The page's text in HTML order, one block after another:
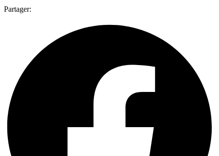
Partager: